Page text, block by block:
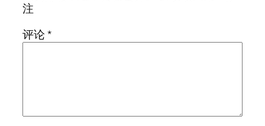
注
评论*